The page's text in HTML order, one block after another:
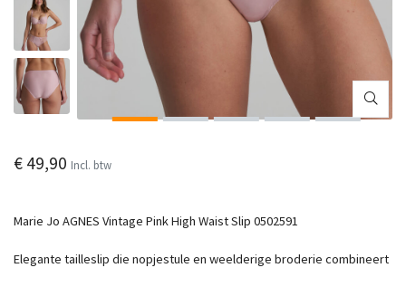
€ 49,90 Incl. btw
Marie Jo AGNES Vintage Pink High Waist Slip 0502591
Elegante tailleslip die nopjestule en weelderige broderie combineert